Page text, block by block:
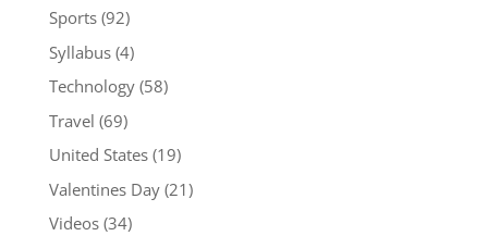
Sports(92)
Syllabus(4)
Technology(58)
Travel (69)
United States(19)
Valentines Day(21)
Videos(34)